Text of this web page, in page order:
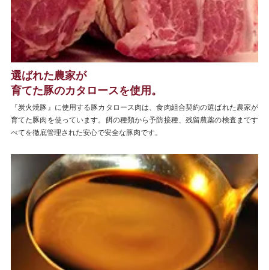
選ばれた農家が
育てた豚のカタロースを使用。
『炭火焼豚』に使用する豚カタロース肉は、食肉組合契約の選ばれた農家が
育てた豚肉を使っています。餌の種類から予防接種、残留農薬の検査まです
べてを徹底管理された安心で安全な豚肉です。